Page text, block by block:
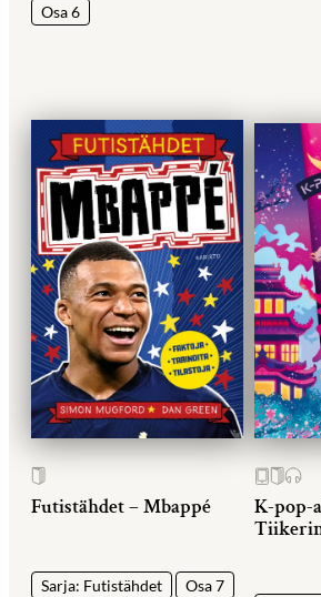
Osa 6
Futistähdet – Mbappé
Sarja: Futistähdet Osa 7
K-pop-